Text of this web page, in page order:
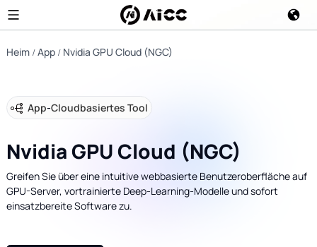
Heim App Nvidia GPU Cloud (NGC)
App-Cloudbasiertes Tool
Nvidia GPU Cloud (NGC)
Greifen Sie über eine intuitive webbasierte Benutzeroberfläche auf
GPU-Server, vortrainierte Deep-Learning-Modelle und sofort
einsatzbereite Software zu.